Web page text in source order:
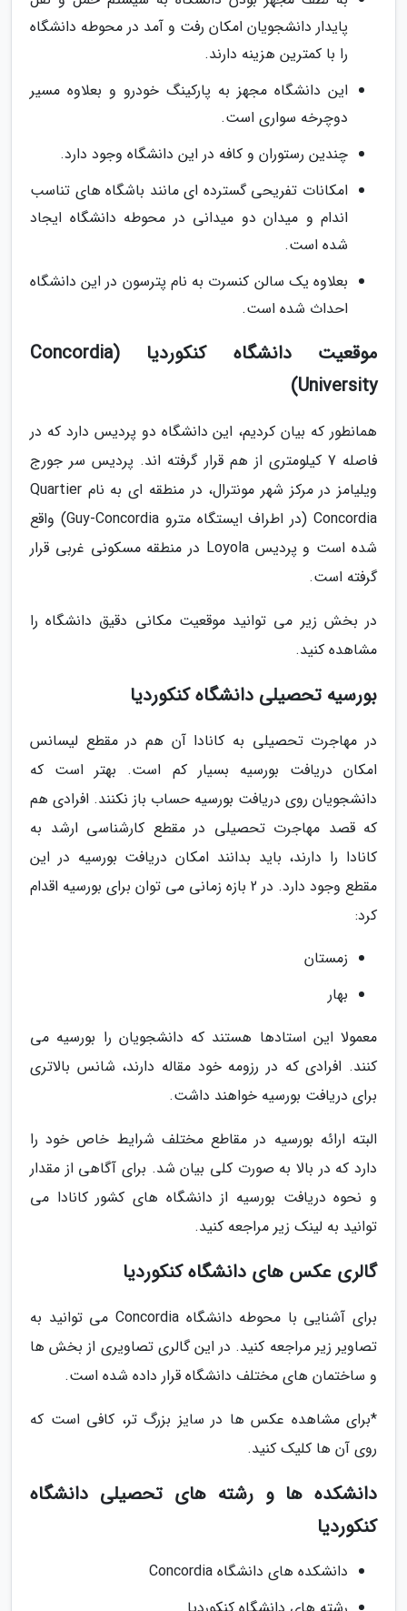
پایدار دانشجویان امکان رفت و آمد در محوطه دانشگاه
را با کمترین هزینه دارند.
این دانشگاه مجهز به پارکینگ خودرو و بعلاوه مسیر
دوچرخه سواری است.
چندین رستوران و کافه در این دانشگاه وجود دارد.
امکانات تفریحی گسترده ای مانند باشگاه های تناسب
اندام و میدان دو میدانی در محوطه دانشگاه ایجاد
شده است.
بعلاوه یک سالن کنسرت به نام پترسون در این دانشگاه
احداث شده است.
موقعیت دانشگاه کنکوردیا (Concordia
University)
همانطور که بیان کردیم، این دانشگاه دو پردیس دارد که در
فاصله 7 کیلومتری از هم قرار گرفته اند. پردیس سر جورج
ویلیامز در مرکز شهر مونترال، در منطقه ای به نام Quartier
Concordia (در اطراف ایستگاه مترو Guy-Concordia) واقع
شده است و پردیس Loyola در منطقه مسکونی غربی قرار
گرفته است.
در بخش زیر می توانید موقعیت مکانی دقیق دانشگاه را
مشاهده کنید.
بورسیه تحصیلی دانشگاه کنکوردیا
در مهاجرت تحصیلی به کانادا آن هم در مقطع لیسانس
امکان دریافت بورسیه بسیار کم است. بهتر است که
دانشجویان روی دریافت بورسیه حساب باز نکنند. افرادی هم
که قصد مهاجرت تحصیلی در مقطع کارشناسی ارشد به
کانادا را دارند، باید بدانند امکان دریافت بورسیه در این
مقطع وجود دارد. در 2 بازه زمانی می توان برای بورسیه اقدام
کرد:
زمستان
بهار
معمولا این استادها هستند که دانشجویان را بورسیه می
کنند. افرادی که در رزومه خود مقاله دارند، شانس بالاتری
برای دریافت بورسیه خواهند داشت.
البته ارائه بورسیه در مقاطع مختلف شرایط خاص خود را
دارد که در بالا به صورت کلی بیان شد. برای آگاهی از مقدار
و نحوه دریافت بورسیه از دانشگاه های کشور کانادا می
توانید به لینک زیر مراجعه کنید.
گالری عکس های دانشگاه کنکوردیا
برای آشنایی با محوطه دانشگاه Concordia می توانید به
تصاویر زیر مراجعه کنید. در این گالری تصاویری از بخش ها
و ساختمان های مختلف دانشگاه قرار داده شده است.
*برای مشاهده عکس ها در سایز بزرگ تر، کافی است که
روی آن ها کلیک کنید.
دانشکده ها و رشته های تحصیلی دانشگاه
کنکوردیا
دانشکده های دانشگاه Concordia